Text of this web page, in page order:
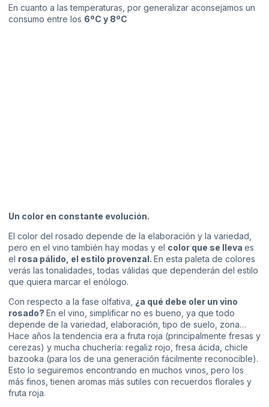
En cuanto a las temperaturas, por generalizar aconsejamos un
consumo entre los 6ºC y 8ºC
Un color en constante evolución.
El color del rosado depende de la elaboración y la variedad,
pero en el vino también hay modas y el color que se lleva es
el rosa pálido, el estilo provenzal. En esta paleta de colores
verás las tonalidades, todas válidas que dependerán del estilo
que quiera marcar el enólogo.
Con respecto a la fase olfativa, ¿a qué debe oler un vino
rosado? En el vino, simplificar no es bueno, ya que todo
depende de la variedad, elaboración, tipo de suelo, zona…
Hace años la tendencia era a fruta roja (principalmente fresas y
cerezas) y mucha chuchería: regaliz rojo, fresa ácida, chicle
bazooka (para los de una generación fácilmente reconocible).
Esto lo seguiremos encontrando en muchos vinos, pero los
más finos, tienen aromas más sutiles con recuerdos florales y
fruta roja.